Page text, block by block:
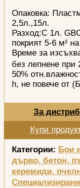
Опаковка:
2,5л.,15л.
Разход:С 1л.
покрият 5-6 м²
Време за
без лепнене при
50%
h, не повече от
За
Купи
Категории: Бои
дърво, бетон,
керемиди,